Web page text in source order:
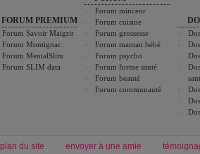
FORUM PREMIUM
Forum Savoir Maigrir
Forum Montignac
Forum MentalSlim
Forum SLIM data
Forum minceur
Forum cuisine
Forum grossesse
Forum maman bébé
Forum psycho
Forum forme santé
Forum beauté
Forum communauté
plan du site envoyer à une amie